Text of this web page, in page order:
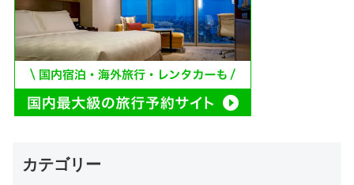
カテゴリー